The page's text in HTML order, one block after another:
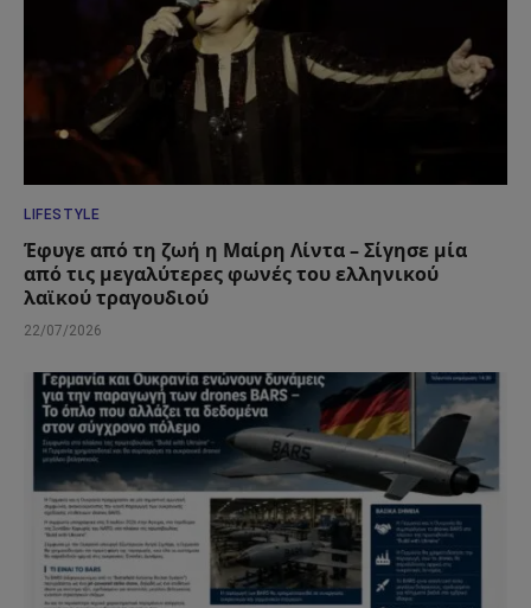
LIFESTYLE
Έφυγε από τη ζωή η Μαίρη Λίντα – Σίγησε μία
από τις μεγαλύτερες φωνές του ελληνικού
λαϊκού τραγουδιού
22/07/2026